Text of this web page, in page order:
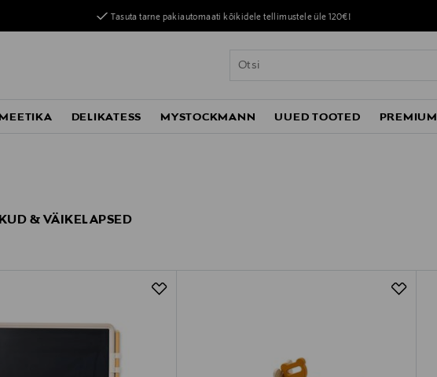
Tasuta tarne pakiautomaati kõikidele tellimustele üle 120€!
DELIKATESS MYSTOCKMANN UUED TOOTED PREMIUM
& VÄIKELAPSED